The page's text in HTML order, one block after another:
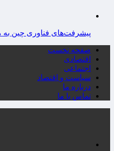
پیشرفت‌های فناوری چین به
صفحه نخست
اقتصادی
اجتماعی
سیاست و اقتصاد
درباره ما
تماس با ما